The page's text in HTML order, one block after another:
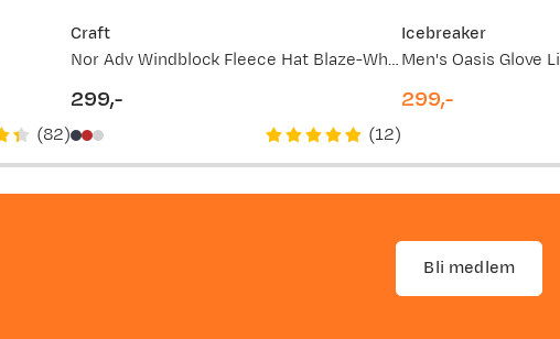
(82)
Craft
Nor Adv Windblock Fleece Hat Blaze-White
299,-
(12)
Icebreaker
Men's Oasis Glove
299,-
Bli medlem